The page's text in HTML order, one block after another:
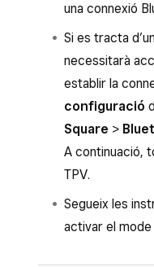
una connexió
Si es tracta
necessitarà
establir la
configuració
Square >
A continuació,
TPV.
Segueix les
activar el mode